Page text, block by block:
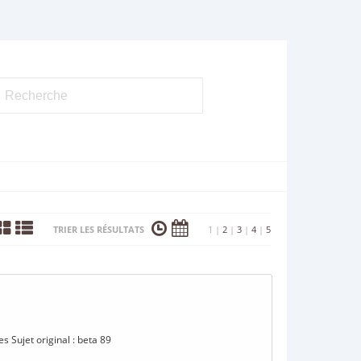
1 | 2 | 3 | 4 | 5
TRIER LES RÉSULTATS
Sujet original : beta 89